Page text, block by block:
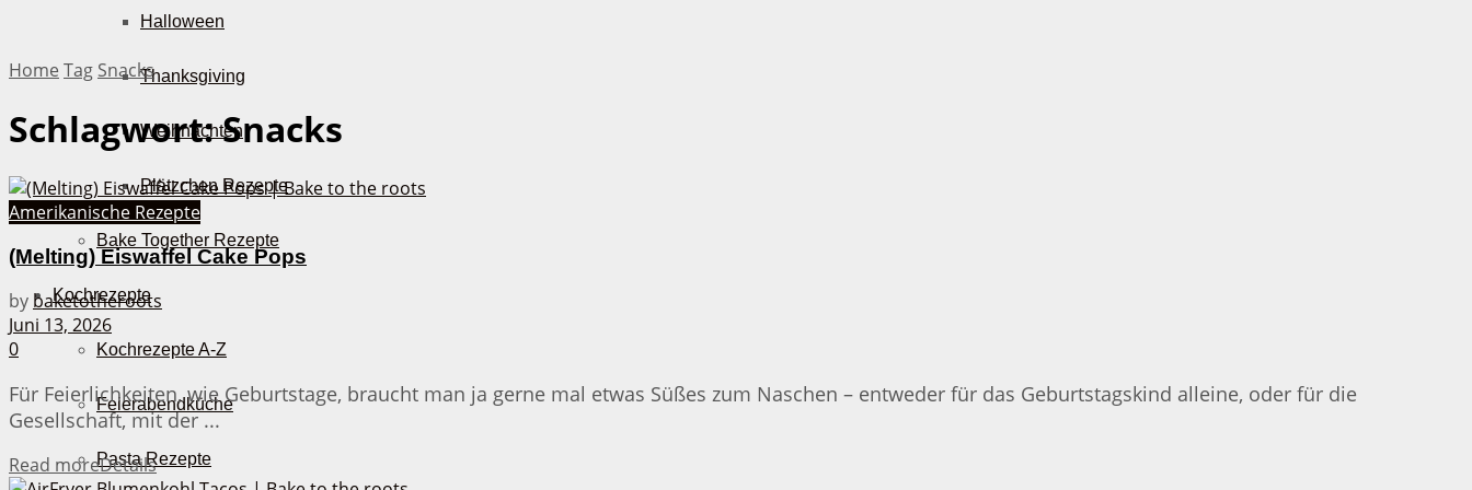
Halloween
Thanksgiving
Weihnachten
Plätzchen Rezepte
Bake Together Rezepte
Kochrezepte
Kochrezepte A-Z
Feierabendküche
Pasta Rezepte
Home Tag Snacks
Schlagwort:Snacks
Amerikanische Rezepte
(Melting) Eiswaffel Cake Pops
by baketotheroots
Juni 13, 2026
0
Für Feierlichkeiten, wie Geburtstage, braucht man ja gerne mal etwas Süßes zum Naschen – entweder für das Geburtstagskind alleine, oder für die
Gesellschaft, mit der ...
Read moreDetails